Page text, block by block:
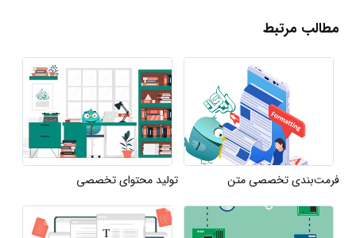
مطالب مرتبط
فرمت‌بندی تخصصی متن تولید محتوای تخصصی